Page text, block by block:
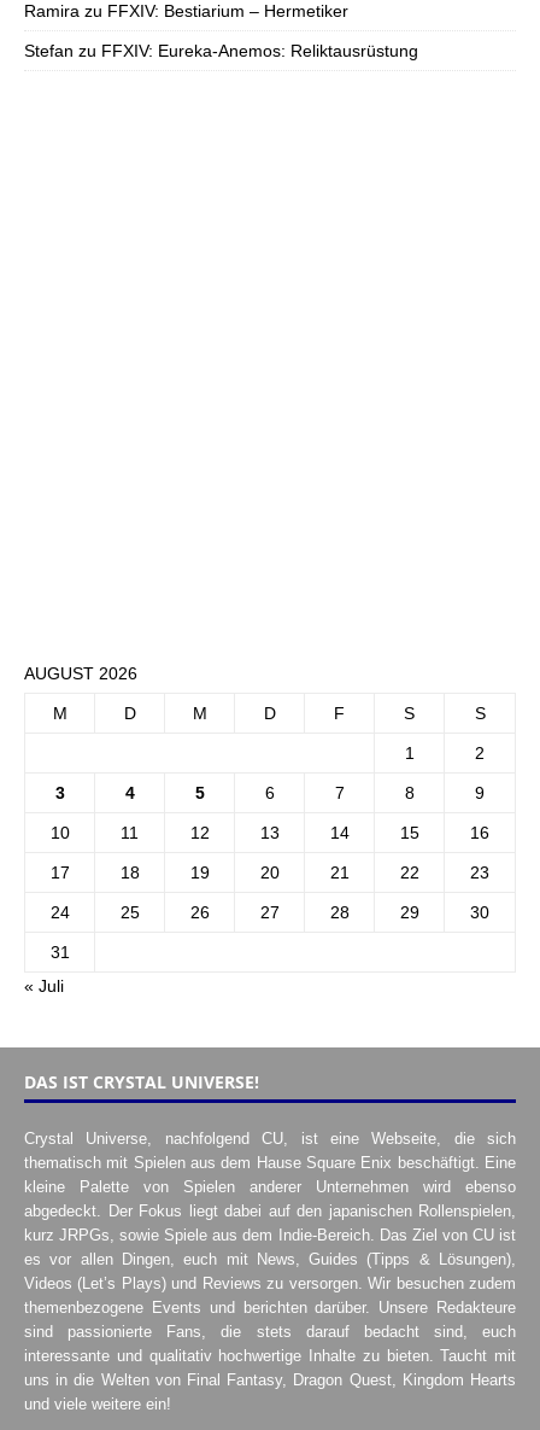
Ramira zu FFXIV: Bestiarium – Hermetiker
Stefan zu FFXIV: Eureka-Anemos: Reliktausrüstung
AUGUST 2026
M D M D F S S
1 2
3 4 5 6 7 8 9
10 11 12 13 14 15 16
17 18 19 20 21 22 23
24 25 26 27 28 29 30
31
« Juli
DAS IST CRYSTAL UNIVERSE!
Crystal Universe, nachfolgend CU, ist eine Webseite, die sich
thematisch mit Spielen aus dem Hause Square Enix beschäftigt. Eine
kleine Palette von Spielen anderer Unternehmen wird ebenso
abgedeckt. Der Fokus liegt dabei auf den japanischen Rollenspielen,
kurz JRPGs, sowie Spiele aus dem Indie-Bereich. Das Ziel von CU ist
es vor allen Dingen, euch mit News, Guides (Tipps & Lösungen),
Videos (Let’s Plays) und Reviews zu versorgen. Wir besuchen zudem
themenbezogene Events und berichten darüber. Unsere Redakteure
sind passionierte Fans, die stets darauf bedacht sind, euch
interessante und qualitativ hochwertige Inhalte zu bieten. Taucht mit
uns in die Welten von Final Fantasy, Dragon Quest, Kingdom Hearts
und viele weitere ein!